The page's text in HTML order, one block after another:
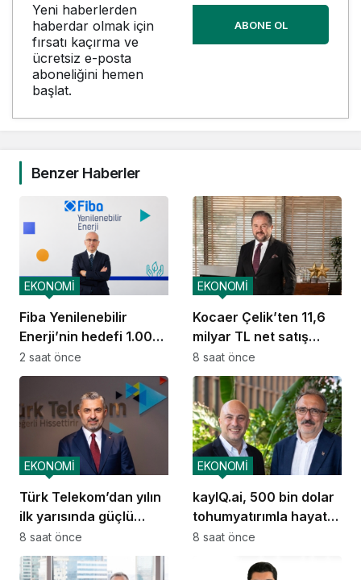
Yeni haberlerden
haberdar olmak için
fırsatı kaçırma ve
ücretsiz e-posta
aboneliğini hemen
başlat.
ABONE OL
Benzer Haberler
Fiba Yenilenebilir
Enerji’nin hedefi 1.000
MW
EKONOMİ
2 saat önce
Kocaer Çelik’ten 11,6
milyar TL net satış
geliri
EKONOMİ
8 saat önce
Türk Telekom’dan yılın
ilk yarısında güçlü
performans
EKONOMİ
8 saat önce
kayIQ.ai, 500 bin dolar
tohumyatırımla hayata
geçti
EKONOMİ
8 saat önce